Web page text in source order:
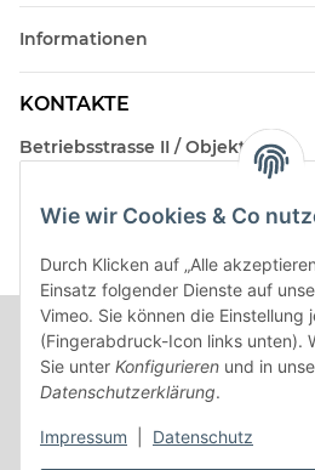
Wie wir Cookies & Co
Durch Klicken auf „Alle
Einsatz folgender Dienste auf
Vimeo. Sie können die Einstellung
(Fingerabdruck-Icon links unten).
Sie unter Konfigurieren und in
Datenschutzerklärung.
Impressum Datenschutz
Informationen
KONTAKTE
Betriebsstrasse II / Objekt 17
Kontakt